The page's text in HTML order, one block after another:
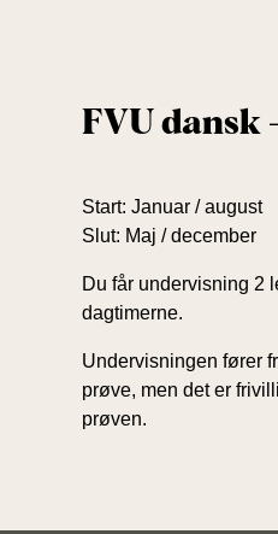
FVU dansk
Start: Januar / august
Slut: Maj / december
Du får undervisning 2
dagtimerne.
Undervisningen fører
prøve, men det er
prøven.